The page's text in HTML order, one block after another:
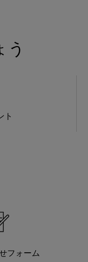
う
ト
フォーム